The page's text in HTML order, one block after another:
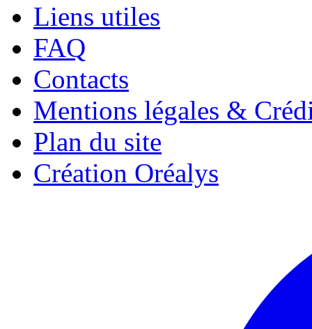
Liens utiles
FAQ
Contacts
Mentions légales &
Plan du site
Création Oréalys